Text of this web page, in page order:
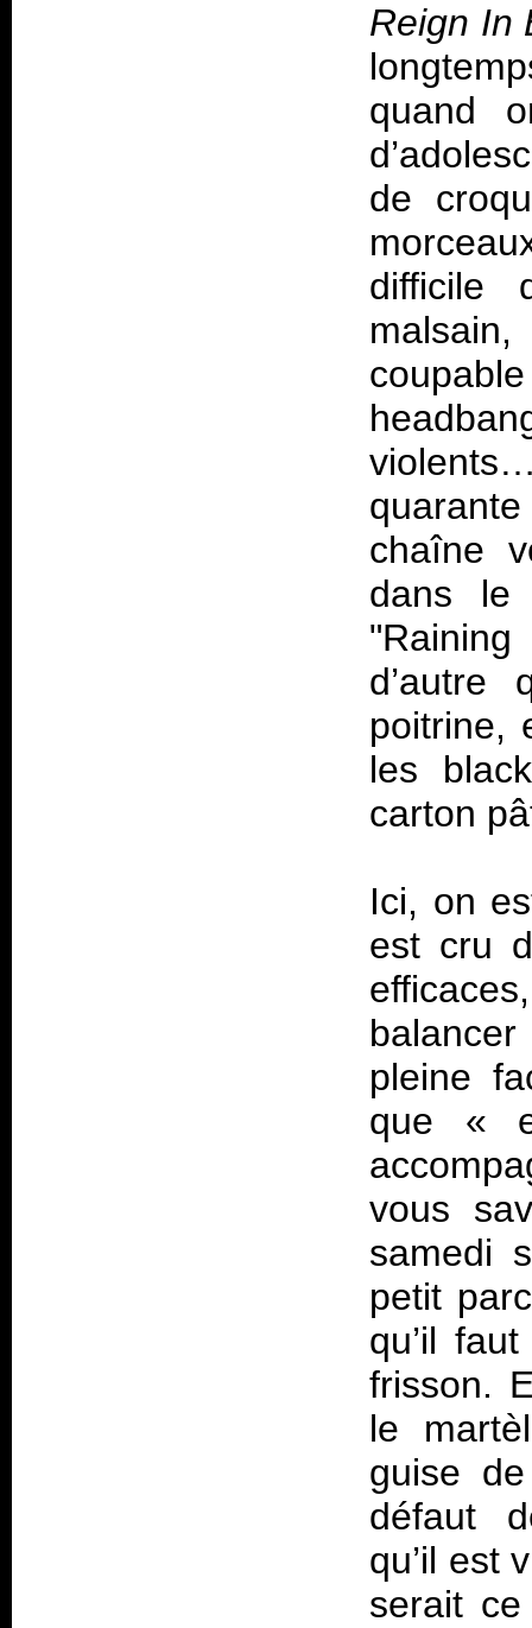
Reign In
quand
de
difficile
chaîne
dans le
poitrine,
les
carton
Ici, on
est cru
pleine
que «
vous
samedi
petit
qu’il
frisson.
le
guise
défaut
qu’il est
serait